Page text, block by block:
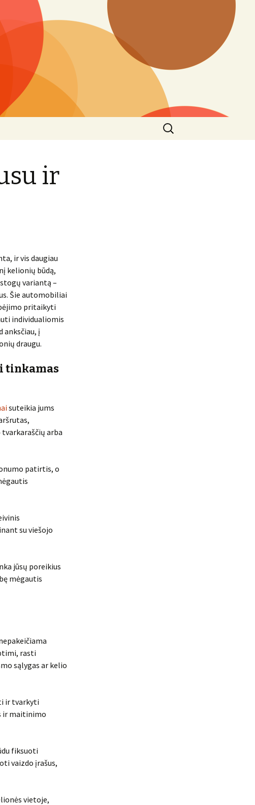
Ieškoti:
ir
ir vis daugiau
kelionių būdą,
variantą –
Šie automobiliai
pritaikyti
individualiomis
į
draugu.
tinkamas
suteikia jums
arba
patirtis, o
su viešojo
jūsų poreikius
mėgautis
rasti
sąlygas ar kelio
ir tvarkyti
ir maitinimo
fiksuoti
vaizdo įrašus,
vietoje,